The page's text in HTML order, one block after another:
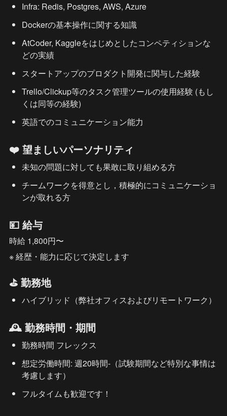
Infra: Redis, Postgres, AWS, Azure
Dockerの基本操作に関する知識
AtCoder, Kaggleをはじめとしたコンペティションな
どの実績
スタートアップのプロダクト開発に関与した経験
Trello/Clickup等のタスク管理ツールの使用経験 (もし
くは同等の経験)
英語でのコミュニケーション能力
❤️ 望ましいパーソナリティ
未知の問題に対しても果敢に取り組める方
チームワークを得意とし，積極的にコミュニケーショ
ンが取れる方
💴 給与
時給 1,800円〜
※ 経歴・能力に応じて決定します
⛳ 勤務地
ハイブリッド（弊社オフィスおよびリモートワーク）
🕰️ 勤務時間・期間
勤務時間 フレックス
想定労働時間: 週20時間-（試験期間など特別な事情は
考慮します）
フルタイムも歓迎です！